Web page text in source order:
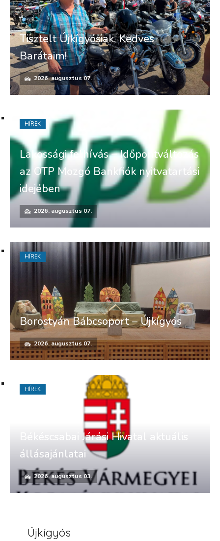
Tisztelt Újkígyósiak, Kedves
Barátaim!
2026. augusztus 07.
Lakossági felhívás – Időpontváltozás
az OTP Mozgó Bankfiók nyitvatartási
idejében
2026. augusztus 07.
HÍREK
Borostyán Bábcsoport – Újkígyós
2026. augusztus 07.
HÍREK
Békéscsabai Járási Hivatal aktuális
állásajánlatai
2026. augusztus 03.
HÍREK
Újkígyós